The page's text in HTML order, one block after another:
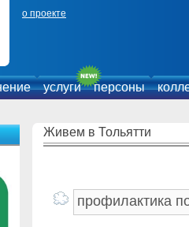
о проекте
услуги персоны
Живем в Тольятти